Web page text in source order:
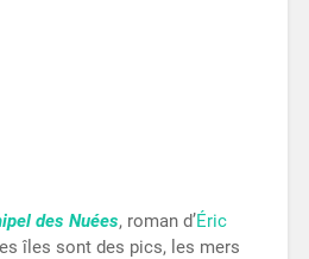
des Nuées, roman d’Éric
îles sont des pics, les mers